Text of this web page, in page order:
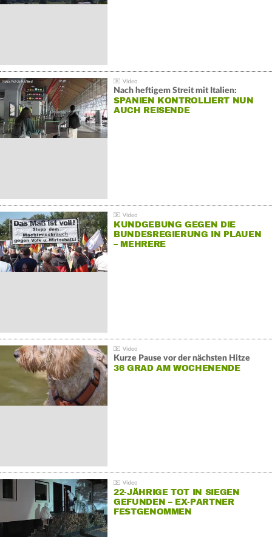
Nach heftigem Streit mit Italien:
SPANIEN KONTROLLIERT NUN
AUCH REISENDE
KUNDGEBUNG GEGEN DIE
BUNDESREGIERUNG IN PLAUEN
– MEHRERE
Kurze Pause vor der nächsten Hitze
36 GRAD AM WOCHENENDE
22-JÄHRIGE TOT IN SIEGEN
GEFUNDEN – EX-PARTNER
FESTGENOMMEN